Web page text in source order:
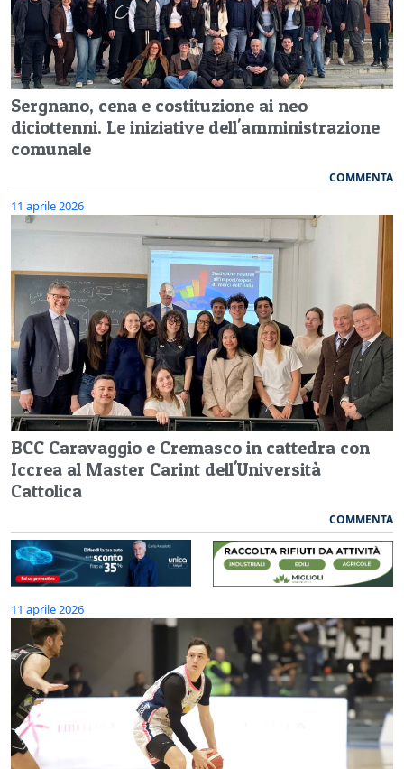
Sergnano, cena e costituzione ai neo
diciottenni. Le iniziative dell'amministrazione
comunale
COMMENTA
11 aprile 2026
BCC Caravaggio e Cremasco in cattedra con
Iccrea al Master Carint dell'Università
Cattolica
COMMENTA
11 aprile 2026